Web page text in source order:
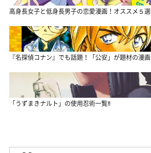
高身長女子と低身長男子の恋愛漫画！オススメ５選
『名探偵コナン』でも話題！「公安」が題材の漫画
「うずまきナルト」の使用忍術一覧‼